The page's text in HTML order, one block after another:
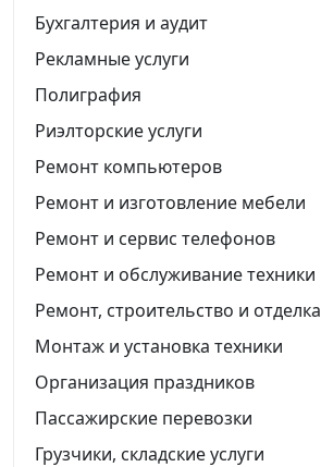
Бухгалтерия и аудит
Рекламные услуги
Полиграфия
Риэлторские услуги
Ремонт компьютеров
Ремонт и изготовление мебели
Ремонт и сервис телефонов
Ремонт и обслуживание техники
Ремонт, строительство и отделка
Монтаж и установка техники
Организация праздников
Пассажирские перевозки
Грузчики, складские услуги